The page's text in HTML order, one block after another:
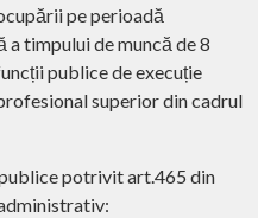
pe perioadă
a timpului de muncă de 8
publice de execuție
superior din cadrul
potrivit art.465 din